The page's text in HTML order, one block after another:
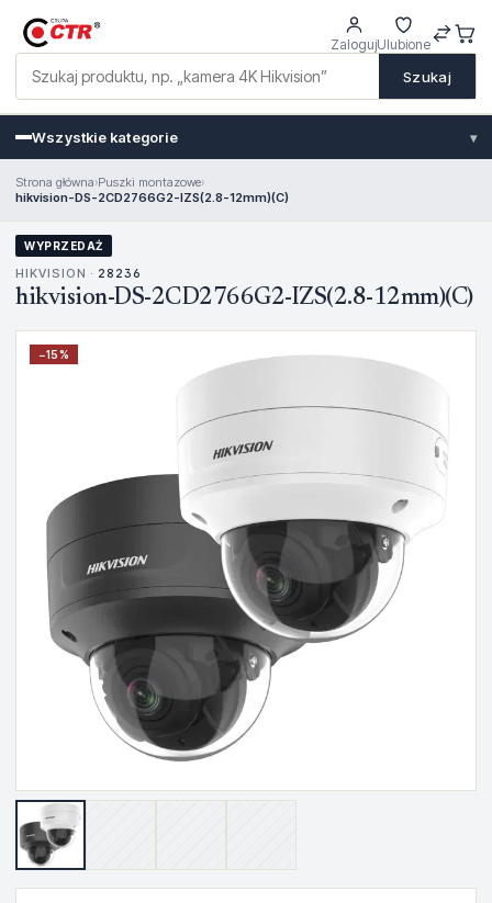
Szukaj
ZalogujUlubione
Wszystkie kategorie ▾
Strona główna›Puszki montazowe›
hikvision-DS-2CD2766G2-IZS(2.8-12mm)(C)
WYPRZEDAŻ
HIKVISION · 28236
hikvision-DS-2CD2766G2-IZS(2.8-12mm)(C)
−15%